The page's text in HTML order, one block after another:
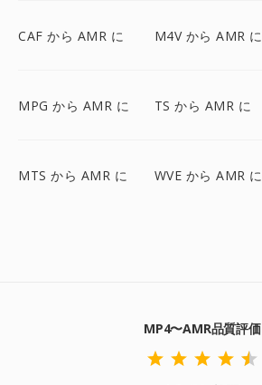
CAF から AMR に M4V から AMR に
MPG から AMR に TS から AMR に
MTS から AMR に WVE から AMR に
MP4〜AMR品質評価